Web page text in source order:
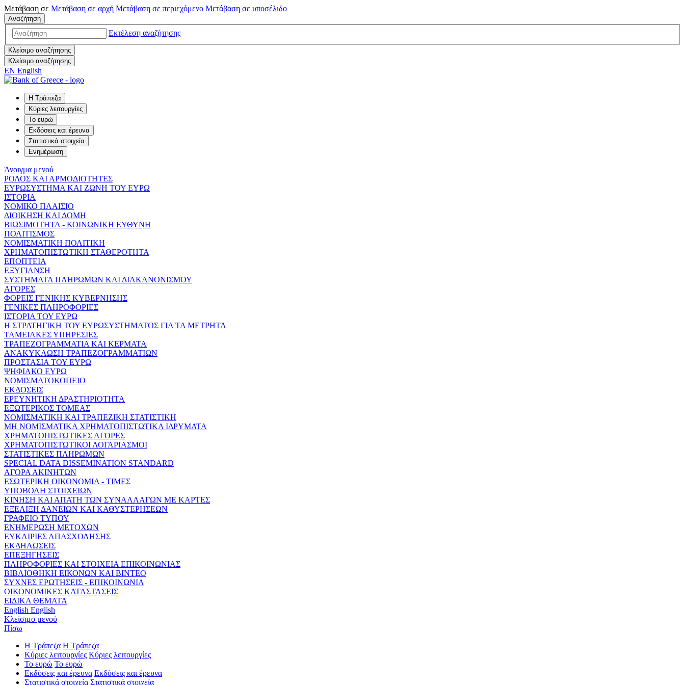
Μετάβαση σε Μετάβαση σε αρχή Μετάβαση σε περιεχόμενο Μετάβαση σε υποσέλιδο
Αναζήτηση
Εκτέλεση αναζήτησης
Κλείσιμο αναζήτησης
Κλείσιμο αναζήτησης
EN English
Η Τράπεζα
Κύριες λειτουργίες
Το ευρώ
Εκδόσεις και έρευνα
Στατιστικά στοιχεία
Ενημέρωση
Άνοιγμα μενού
ΡΟΛΟΣ ΚΑΙ ΑΡΜΟΔΙΟΤΗΤΕΣ
ΕΥΡΩΣΥΣΤΗΜΑ ΚΑΙ ΖΩΝΗ ΤΟΥ ΕΥΡΩ
ΙΣΤΟΡΙΑ
ΝΟΜΙΚΟ ΠΛΑΙΣΙΟ
ΔΙΟΙΚΗΣΗ ΚΑΙ ΔΟΜΗ
ΒΙΩΣΙΜΟΤΗΤΑ - ΚΟΙΝΩΝΙΚΗ ΕΥΘΥΝΗ
ΠΟΛΙΤΙΣΜΟΣ
ΝΟΜΙΣΜΑΤΙΚΗ ΠΟΛΙΤΙΚΗ
ΧΡΗΜΑΤΟΠΙΣΤΩΤΙΚΗ ΣΤΑΘΕΡΟΤΗΤΑ
ΕΠΟΠΤΕΙΑ
ΕΞΥΓΙΑΝΣΗ
ΣΥΣΤΗΜΑΤΑ ΠΛΗΡΩΜΩΝ ΚΑΙ ΔΙΑΚΑΝΟΝΙΣΜΟΥ
ΑΓΟΡΕΣ
ΦΟΡΕΙΣ ΓΕΝΙΚΗΣ ΚΥΒΕΡΝΗΣΗΣ
ΓΕΝΙΚΕΣ ΠΛΗΡΟΦΟΡΙΕΣ
ΙΣΤΟΡΙΑ ΤΟΥ ΕΥΡΩ
Η ΣΤΡΑΤΗΓΙΚΗ ΤΟΥ ΕΥΡΩΣΥΣΤΗΜΑΤΟΣ ΓΙΑ ΤΑ ΜΕΤΡΗΤΑ
ΤΑΜΕΙΑΚΕΣ ΥΠΗΡΕΣΙΕΣ
ΤΡΑΠΕΖΟΓΡΑΜΜΑΤΙΑ ΚΑΙ ΚΕΡΜΑΤΑ
ΑΝΑΚΥΚΛΩΣΗ ΤΡΑΠΕΖΟΓΡΑΜΜΑΤΙΩΝ
ΠΡΟΣΤΑΣΙΑ ΤΟΥ ΕΥΡΩ
ΨΗΦΙΑΚΟ ΕΥΡΩ
ΝΟΜΙΣΜΑΤΟΚΟΠΕΙΟ
ΕΚΔΟΣΕΙΣ
ΕΡΕΥΝΗΤΙΚΗ ΔΡΑΣΤΗΡΙΟΤΗΤΑ
ΕΞΩΤΕΡΙΚΟΣ ΤΟΜΕΑΣ
ΝΟΜΙΣΜΑΤΙΚΗ ΚΑΙ ΤΡΑΠΕΖΙΚΗ ΣΤΑΤΙΣΤΙΚΗ
ΜΗ ΝΟΜΙΣΜΑΤΙΚΑ ΧΡΗΜΑΤΟΠΙΣΤΩΤΙΚΑ ΙΔΡΥΜΑΤΑ
ΧΡΗΜΑΤΟΠΙΣΤΩΤΙΚΕΣ ΑΓΟΡΕΣ
ΧΡΗΜΑΤΟΠΙΣΤΩΤΙΚΟΙ ΛΟΓΑΡΙΑΣΜΟΙ
ΣΤΑΤΙΣΤΙΚΕΣ ΠΛΗΡΩΜΩΝ
SPECIAL DATA DISSEMINATION STANDARD
ΑΓΟΡΑ ΑΚΙΝΗΤΩΝ
ΕΣΩΤΕΡΙΚΗ ΟΙΚΟΝΟΜΙΑ - ΤΙΜΕΣ
ΥΠΟΒΟΛΗ ΣΤΟΙΧΕΙΩΝ
ΚΙΝΗΣΗ ΚΑΙ ΑΠΑΤΗ ΤΩΝ ΣΥΝΑΛΛΑΓΩΝ ΜΕ ΚΑΡΤΕΣ
ΕΞΕΛΙΞΗ ΔΑΝΕΙΩΝ ΚΑΙ ΚΑΘΥΣΤΕΡΗΣΕΩΝ
ΓΡΑΦΕΙΟ ΤΥΠΟΥ
ΕΝΗΜΕΡΩΣΗ ΜΕΤΟΧΩΝ
ΕΥΚΑΙΡΙΕΣ ΑΠΑΣΧΟΛΗΣΗΣ
ΕΚΔΗΛΩΣΕΙΣ
ΕΠΕΞΗΓΗΣΕΙΣ
ΠΛΗΡΟΦΟΡΙΕΣ ΚΑΙ ΣΤΟΙΧΕΙΑ ΕΠΙΚΟΙΝΩΝΙΑΣ
ΒΙΒΛΙΟΘΗΚΗ ΕΙΚΟΝΩΝ ΚΑΙ ΒΙΝΤΕΟ
ΣΥΧΝΕΣ ΕΡΩΤΗΣΕΙΣ - ΕΠΙΚΟΙΝΩΝΙΑ
ΟΙΚΟΝΟΜΙΚΕΣ ΚΑΤΑΣΤΑΣΕΙΣ
ΕΙΔΙΚΑ ΘΕΜΑΤΑ
English English
Κλείσιμο μενού
Πίσω
Η Τράπεζα Η Τράπεζα
Κύριες λειτουργίες Κύριες λειτουργίες
Το ευρώ Το ευρώ
Εκδόσεις και έρευνα Εκδόσεις και έρευνα
Στατιστικά στοιχεία Στατιστικά στοιχεία